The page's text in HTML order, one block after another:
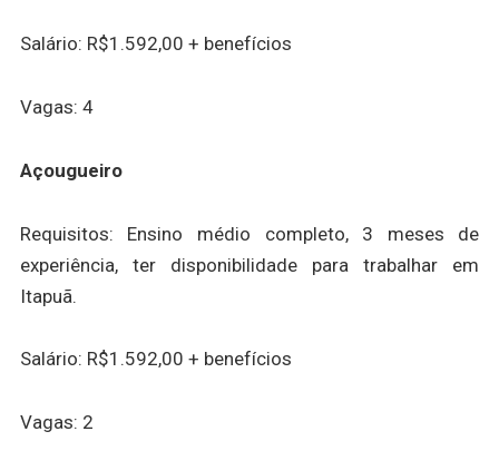
Salário: R$1.592,00 + benefícios
Vagas: 4
Açougueiro
Requisitos: Ensino médio completo, 3 meses de
experiência, ter disponibilidade para trabalhar em
Itapuã.
Salário: R$1.592,00 + benefícios
Vagas: 2